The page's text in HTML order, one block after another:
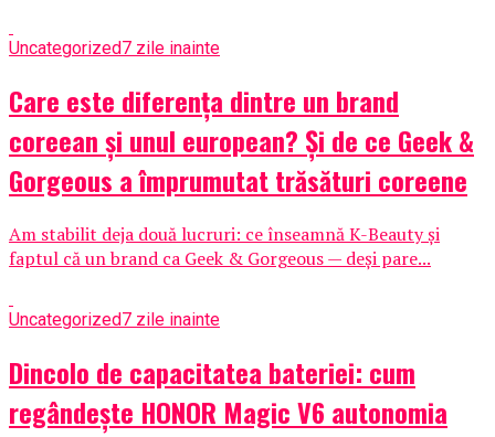
Uncategorized7 zile inainte
Care este diferența dintre un brand
coreean și unul european? Și de ce Geek &
Gorgeous a împrumutat trăsături coreene
Am stabilit deja două lucruri: ce înseamnă K-Beauty și
faptul că un brand ca Geek & Gorgeous — deși pare...
Uncategorized7 zile inainte
Dincolo de capacitatea bateriei: cum
regândește HONOR Magic V6 autonomia